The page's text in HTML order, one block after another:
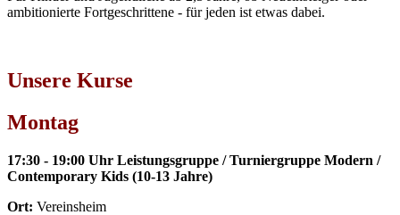
ambitionierte Fortgeschrittene - für jeden ist etwas dabei.
Unsere Kurse
Montag
17:30 - 19:00 Uhr Leistungsgruppe / Turniergruppe Modern /
Contemporary Kids (10-13 Jahre)
Ort: Vereinsheim